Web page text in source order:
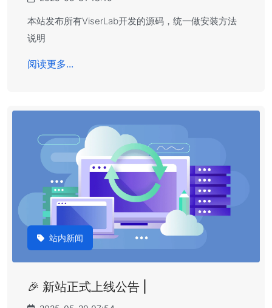
本站发布所有ViserLab开发的源码，统一做安装方法
说明
阅读更多...
站内新闻
🎉 新站正式上线公告 |